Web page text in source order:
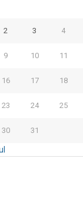
2 3 4
9 10 11
16 17 18
23 24 25
30 31